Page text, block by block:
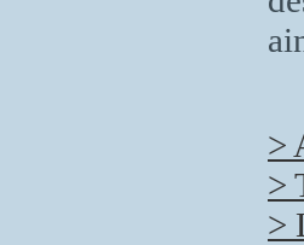
>
>
>